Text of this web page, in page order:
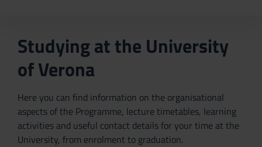
Studying at the University
of Verona
Here you can find information on the organisational
aspects of the Programme, lecture timetables, learning
activities and useful contact details for your time at the
University, from enrolment to graduation.